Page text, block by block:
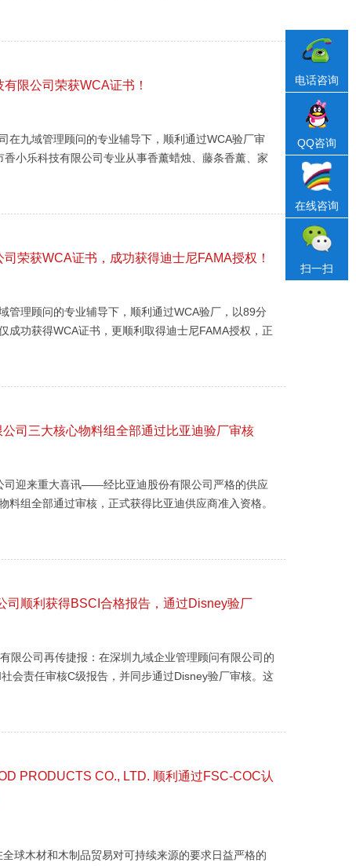
书！ 越南喜达电器有限公司专业从事电...
限公司荣获WCA证书！
在九域管理顾问的专业辅导下，顺利通过WCA验厂审
小乐科技有限公司专业从事香薰蜡烛、藤条香薰、家
品的研发与生产，凭借稳定的品质与持续创新，产品远
荣获WCA证书，成功获得迪士尼FAMA授权！
管理顾问的专业辅导下，顺利通过WCA验厂，以89分
成功获得WCA证书，更顺利取得迪士尼FAMA授权，正
有限公司专业从事玩具设计、研发与生产，产品远销
司三大核心物料组全部通过比亚迪验厂审核
司迎来重大喜讯——经比亚迪股份有限公司严格的供应
料组全部通过审核，正式获得比亚迪供应商准入资格。
有限公司在品质管控、生产能力、管理体系等方面的
司顺利获得BSCI合格报告，通过Disney验厂
限公司再传捷报：在深圳九域企业管理顾问有限公司的
会责任审核C级报告，并同步通过Disney验厂审核。这
中的竞争力迈上了全新台阶。 企业背景：中国玩具之
PRODUCTS CO., LTD. 顺利通过FSC-COC认
球木材和木制品贸易对可持续来源的要求日益严格的
电话咨询
QQ咨询
在线咨询
扫一扫